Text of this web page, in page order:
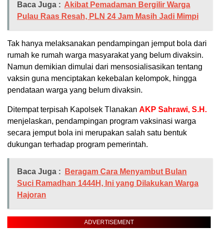
Baca Juga : Akibat Pemadaman Bergilir Warga
Pulau Raas Resah, PLN 24 Jam Masih Jadi Mimpi
Tak hanya melaksanakan pendampingan jemput bola dari
rumah ke rumah warga masyarakat yang belum divaksin.
Namun demikian dimulai dari mensosialisasikan tentang
vaksin guna menciptakan kekebalan kelompok, hingga
pendataan warga yang belum divaksin.
Ditempat terpisah Kapolsek Tlanakan AKP Sahrawi, S.H.
menjelaskan, pendampingan program vaksinasi warga
secara jemput bola ini merupakan salah satu bentuk
dukungan terhadap program pemerintah.
Baca Juga :
Beragam Cara Menyambut Bulan
Suci Ramadhan 1444H, Ini yang Dilakukan Warga
Hajoran
ADVERTISEMENT